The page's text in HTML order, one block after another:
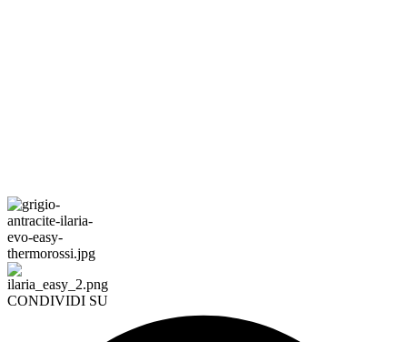
CONDIVIDI SU